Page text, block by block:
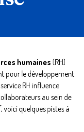
humaines (RH)
pour le développement
RH influence
au sein de
voici quelques pistes à